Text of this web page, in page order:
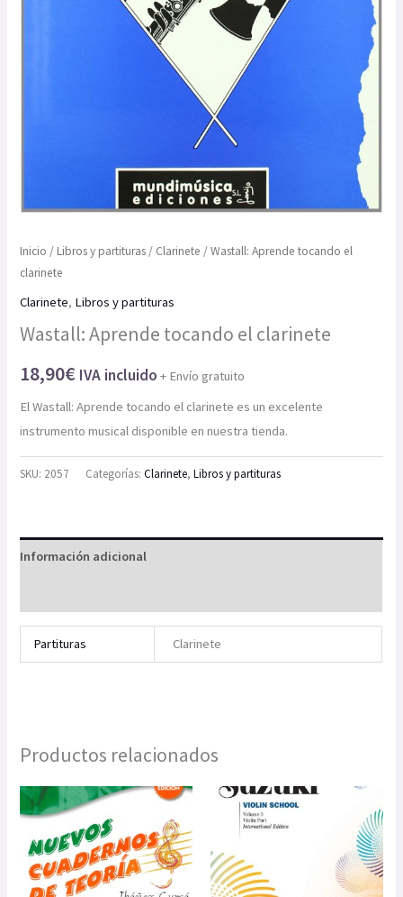
Inicio / Libros y partituras / Clarinete / Wastall: Aprende tocando el
clarinete
Clarinete, Libros y partituras
Wastall: Aprende tocando el clarinete
18,90€ IVA incluido + Envío gratuito
El Wastall: Aprende tocando el clarinete es un excelente
instrumento musical disponible en nuestra tienda.
SKU: 2057 Categorías:Clarinete,Libros y partituras
Información adicional
Partituras Clarinete
Productos relacionados